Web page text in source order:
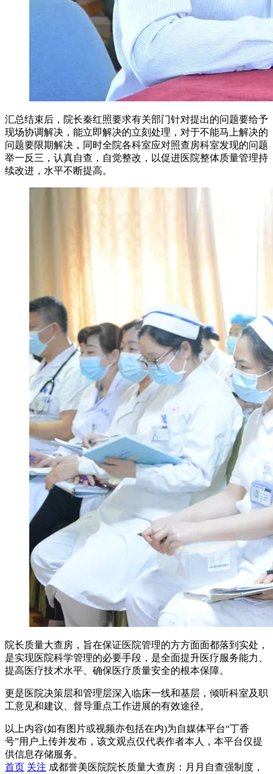
汇总结束后，院长秦红照要求有关部门针对提出的问题要给予
现场协调解决，能立即解决的立刻处理，对于不能马上解决的
问题要限期解决，同时全院各科室应对照查房科室发现的问题
举一反三，认真自查，自觉整改，以促进医院整体质量管理持
续改进，水平不断提高。
院长质量大查房，旨在保证医院管理的方方面面都落到实处，
是实现医院科学管理的必要手段，是全面提升医疗服务能力、
提高医疗技术水平、确保医疗质量安全的根本保障。
更是医院决策层和管理层深入临床一线和基层，倾听科室及职
工意见和建议、督导重点工作进展的有效途径。
以上内容(如有图片或视频亦包括在内)为自媒体平台“丁香
号”用户上传并发布，该文观点仅代表作者本人，本平台仅提
供信息存储服务。
首页 关注 成都誉美医院院长质量大查房：月月自查强制度，